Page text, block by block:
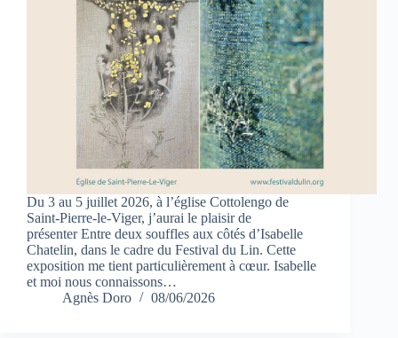
Du 3 au 5 juillet 2026, à l’église Cottolengo de
Saint-Pierre-le-Viger, j’aurai le plaisir de
présenter Entre deux souffles aux côtés d’Isabelle
Chatelin, dans le cadre du Festival du Lin. Cette
exposition me tient particulièrement à cœur. Isabelle
et moi nous connaissons…
Agnès Doro
08/06/2026